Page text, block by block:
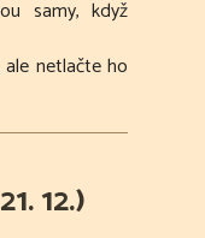
samy, když
netlačte ho
12.)